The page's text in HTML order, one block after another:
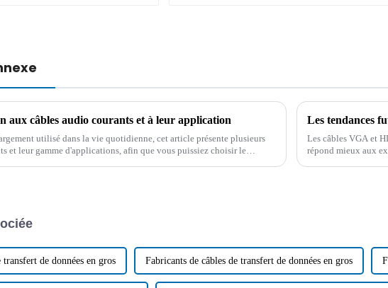
aux câbles audio courants et à leur application
utilisé dans la vie quotidienne, cet article présente plusieurs
et leur gamme d'applications, afin que vous puissiez choisir le
Les câbles VGA et
répond mieux aux
transfert de données en gros Fabricants de câbles de transfert de données en gros